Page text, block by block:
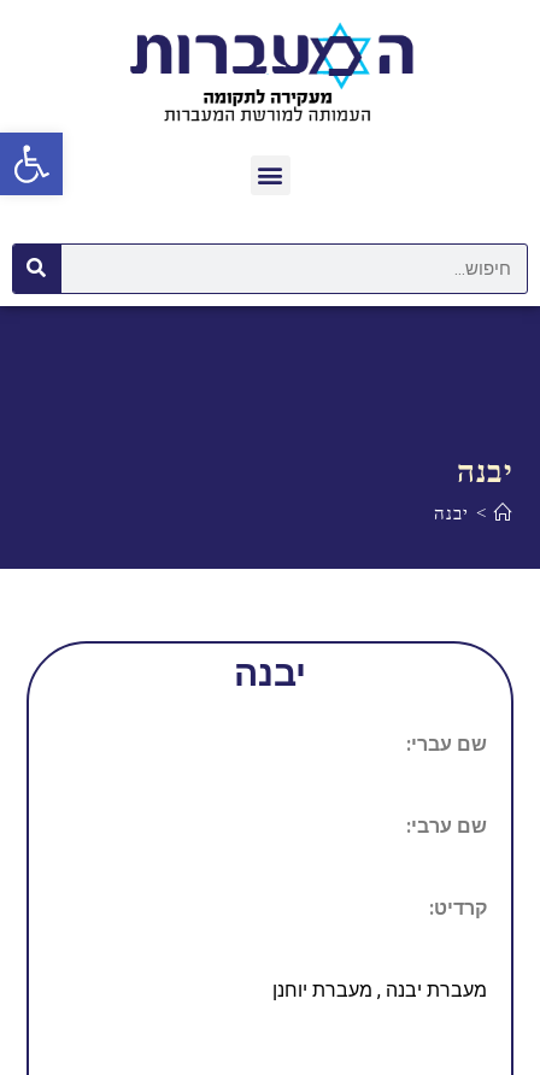
יבנה
> יבנה
יבנה
שם עברי:
שם ערבי:
קרדיט:
מעברת יבנה , מעברת יוחנן
פתח סרגל נגישות